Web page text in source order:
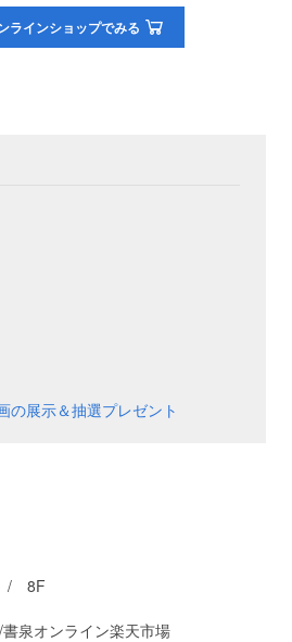
ラインショップでみる
の展示＆抽選プレゼント
/ 8F
泉オンライン楽天市場
お知らせ